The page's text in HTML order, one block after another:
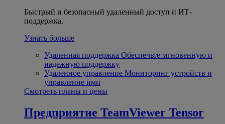
Быстрый и безопасный удаленный доступ и ИТ-
поддержка.
Узнать больше
Удаленная поддержка Обеспечьте мгновенную и
надежную поддержку
Удаленное управление Мониторинг устройств и
управление ими
Смотреть планы и цены
Предприятие TeamViewer Tensor